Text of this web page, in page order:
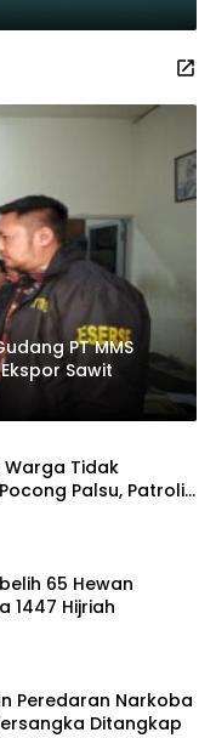
PT MMS
Sawit
Warga Tidak
Palsu, Patroli
65 Hewan
1447 Hijriah
Peredaran Narkoba
Ditangkap